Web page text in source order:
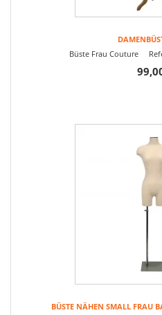
Büste Frau Couture
BÜSTE NÄHEN SMALL FRAU